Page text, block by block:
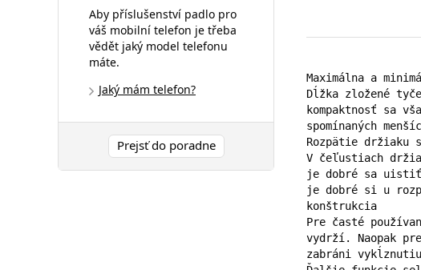
Aby příslušenství padlo pro
váš mobilní telefon je třeba
vědět jaký model telefonu
máte.
Jaký mám telefon?
Prejsť do poradne
Maximálna a
Dĺžka zložené
kompaktnosť sa
spomínaných
Rozpätie držiaku
V čeľustiach
je dobré sa
je dobré si u
konštrukcia
Pre časté
vydrží. Naopak
zabráni